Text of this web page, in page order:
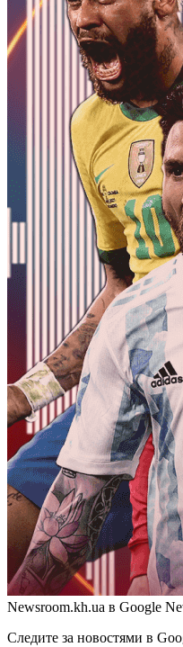
Newsroom.kh.ua в Google
Следите за новостями в